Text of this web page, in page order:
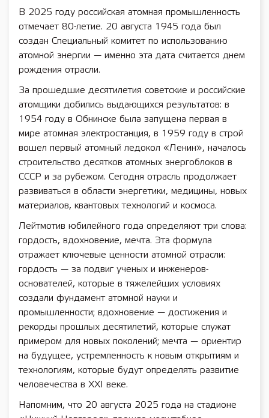
В 2025 году российская атомная промышленность
отмечает 80-летие. 20 августа 1945 года был
создан Специальный комитет по использованию
атомной энергии — именно эта дата считается днем
рождения отрасли.
За прошедшие десятилетия советские и российские
атомщики добились выдающихся результатов: в
1954 году в Обнинске была запущена первая в
мире атомная электростанция, в 1959 году в строй
вошел первый атомный ледокол «Ленин», началось
строительство десятков атомных энергоблоков в
СССР и за рубежом. Сегодня отрасль продолжает
развиваться в области энергетики, медицины, новых
материалов, квантовых технологий и космоса.
Лейтмотив юбилейного года определяют три слова:
гордость, вдохновение, мечта. Эта формула
отражает ключевые ценности атомной отрасли:
гордость — за подвиг ученых и инженеров-
основателей, которые в тяжелейших условиях
создали фундамент атомной науки и
промышленности; вдохновение — достижения и
рекорды прошлых десятилетий, которые служат
примером для новых поколений; мечта — ориентир
на будущее, устремленность к новым открытиям и
технологиям, которые будут определять развитие
человечества в XXI веке.
Напомним, что 20 августа 2025 года на стадионе